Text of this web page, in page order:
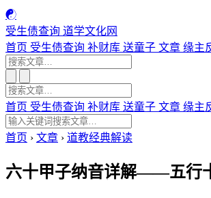
☯
受生债查询 道学文化网
首页 受生债查询 补财库 送童子 文章 缘主
首页 受生债查询 补财库 送童子 文章 缘主
首页 › 文章 › 道教经典解读
六十甲子纳音详解——五行